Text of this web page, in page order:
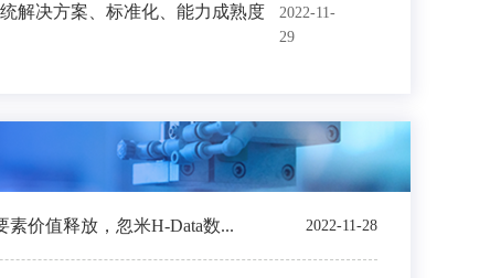
解决方案、标准化、能力成熟度
2022-11-
29
素价值释放，忽米H-Data数... 2022-11-28